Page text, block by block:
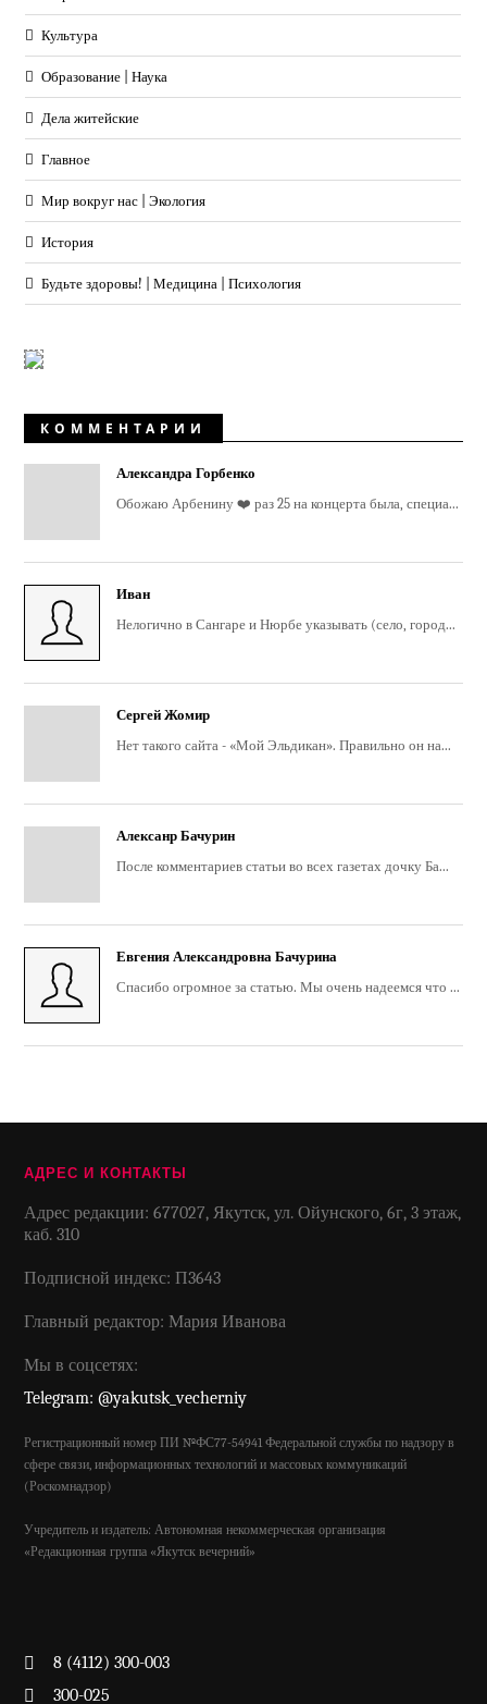
Культура
Образование | Наука
Дела житейские
Главное
Мир вокруг нас | Экология
История
Будьте здоровы! | Медицина | Психология
КОММЕНТАРИИ
Александра Горбенко
Обожаю Арбенину ❤️ раз 25 на концерта была, специа...
Иван
Нелогично в Сангаре и Нюрбе указывать (село, город...
Сергей Жомир
Нет такого сайта - «Мой Эльдикан». Правильно он на...
Алексанр Бачурин
После комментариев статьи во всех газетах дочку Ба...
Евгения Александровна Бачурина
Спасибо огромное за статью. Мы очень надеемся что ...
АДРЕС И КОНТАКТЫ
Адрес редакции: 677027, Якутск, ул. Ойунского, 6г, 3 этаж,
каб. 310
Подписной индекс: П3643
Главный редактор: Мария Иванова
Мы в соцсетях:
Telegram: @yakutsk_vecherniy
Регистрационный номер ПИ №ФС77-54941 Федеральной службы по надзору в
сфере связи, информационных технологий и массовых коммуникаций
(Роскомнадзор)
Учредитель и издатель: Автономная некоммерческая организация
«Редакционная группа «Якутск вечерний»
8 (4112) 300-003
300-025